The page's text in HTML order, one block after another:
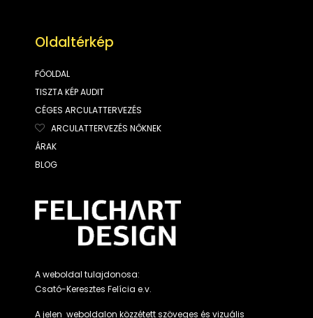
Oldaltérkép
FŐOLDAL
TISZTA KÉP AUDIT
CÉGES ARCULATTERVEZÉS
ARCULATTERVEZÉS NŐKNEK
ÁRAK
BLOG
A weboldal tulajdonosa:
Csató-Keresztes Felícia e.v.
A jelen weboldalon közzétett szöveges és vizuális